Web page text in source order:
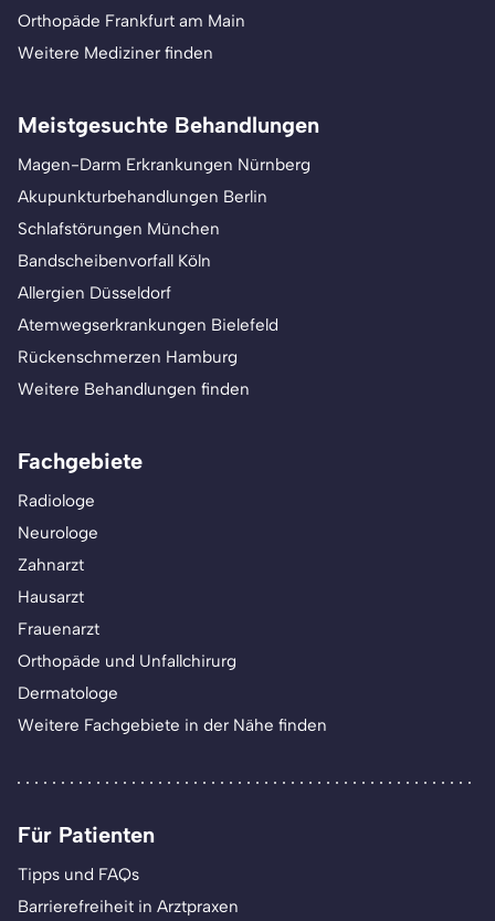
Orthopäde Frankfurt am Main
Weitere Mediziner finden
Meistgesuchte Behandlungen
Magen-Darm Erkrankungen Nürnberg
Akupunkturbehandlungen Berlin
Schlafstörungen München
Bandscheibenvorfall Köln
Allergien Düsseldorf
Atemwegserkrankungen Bielefeld
Rückenschmerzen Hamburg
Weitere Behandlungen finden
Fachgebiete
Radiologe
Neurologe
Zahnarzt
Hausarzt
Frauenarzt
Orthopäde und Unfallchirurg
Dermatologe
Weitere Fachgebiete in der Nähe finden
Für Patienten
Tipps und FAQs
Barrierefreiheit in Arztpraxen